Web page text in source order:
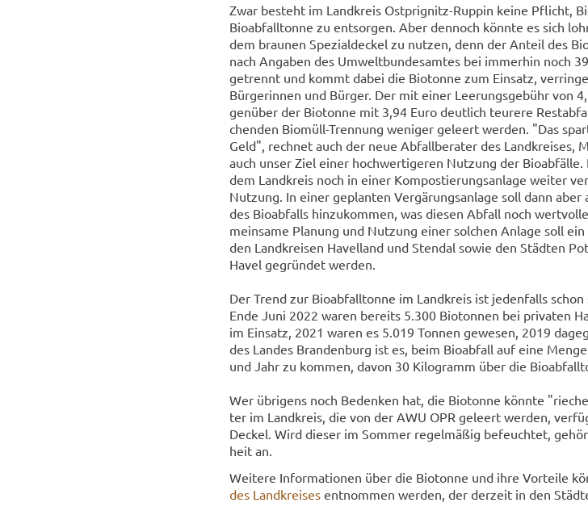
Zwar be­steht im Land­kreis Ostprignitz-​Ruppin keine Pflicht,
Bio­ab­fall­ton­ne zu ent­sor­gen. Aber den­noch könn­te es sich
dem brau­nen Spe­zi­al­de­ckel zu nut­zen, denn der An­teil des
nach An­ga­ben des Um­welt­bun­des­am­tes bei im­mer­hin noch
ge­trennt und kommt dabei die Bio­ton­ne zum Ein­satz,
Bür­ge­rin­nen und Bür­ger. Der mit einer Lee­rungs­ge­bühr von
gen­über der Bio­ton­ne mit 3,94 Euro deut­lich teu­re­re
chen­den Biomüll-​Trennung we­ni­ger ge­leert wer­den. "Das
Geld", rech­net auch der neue Ab­fall­be­ra­ter des Land­krei­ses,
auch unser Ziel einer hoch­wer­ti­ge­ren Nut­zung der
dem Land­kreis noch in einer Kom­pos­tie­rungs­an­la­ge wei­ter
Nut­zung. In einer ge­plan­ten Ver­gä­rungs­an­la­ge soll dann
des Bio­ab­falls hin­zu­kom­men, was die­sen Ab­fall noch
mein­sa­me Pla­nung und Nut­zung einer sol­chen An­la­ge soll
den Land­krei­sen Ha­vel­land und Sten­dal sowie den Städ­ten
Havel ge­grün­det wer­den.
Der Trend zur Bio­ab­fall­ton­ne im Land­kreis ist je­den­falls
Ende Juni 2022 waren be­reits 5.300 Bio­ton­nen bei pri­va­ten
im Ein­satz, 2021 waren es 5.019 Ton­nen ge­we­sen, 2019
des Lan­des Bran­den­burg ist es, beim Bio­ab­fall auf eine
und Jahr zu kom­men, davon 30 Ki­lo­gramm über die
Wer üb­ri­gens noch Be­den­ken hat, die Bio­ton­ne könn­te
ter im Land­kreis, die von der AWU OPR ge­leert wer­den,
De­ckel. Wird die­ser im Som­mer re­gel­mä­ßig be­feuch­tet,
heit an.
Wei­te­re In­for­ma­tio­nen über die Bio­ton­ne und ihre Vor­tei­le
des Land­krei­sesent­nom­men wer­den, der der­zeit in den